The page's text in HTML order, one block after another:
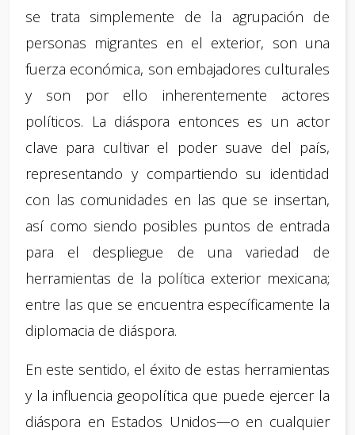
se trata simplemente de la agrupación de
personas migrantes en el exterior, son una
fuerza económica, son embajadores culturales
y son por ello inherentemente actores
políticos. La diáspora entonces es un actor
clave para cultivar el poder suave del país,
representando y compartiendo su identidad
con las comunidades en las que se insertan,
así como siendo posibles puntos de entrada
para el despliegue de una variedad de
herramientas de la política exterior mexicana;
entre las que se encuentra específicamente la
diplomacia de diáspora.
En este sentido, el éxito de estas herramientas
y la influencia geopolítica que puede ejercer la
diáspora en Estados Unidos—o en cualquier